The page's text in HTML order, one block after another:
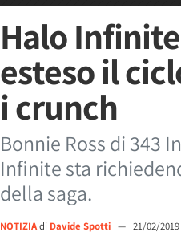
Halo
esteso il
i crunch
Bonnie Ross di 343
Infinite sta
della saga.
NOTIZIAdi Davide Spotti — 21/02/2019